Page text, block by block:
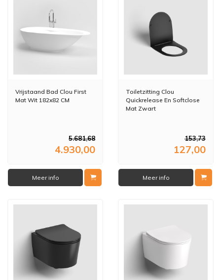
Vrijstaand Bad Clou First
Mat Wit 182x82 CM
5.681,68
4.930,00
Meer info
Toiletzitting Clou
Quickrelease En Softclose
Mat Zwart
153,73
127,00
Meer info